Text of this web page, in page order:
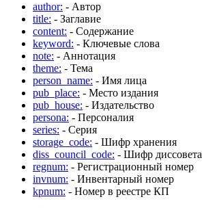
author: - Автор
title: - Заглавие
content: - Содержание
keyword: - Ключевые слова
note: - Аннотация
theme: - Тема
person_name: - Имя лица
pub_place: - Место издания
pub_house: - Издательство
persona: - Персоналия
series: - Серия
storage_code: - Шифр хранения
diss_council_code: - Шифр диссовета
regnum: - Регистрационный номер
invnum: - Инвентарный номер
kpnum: - Номер в реестре КП